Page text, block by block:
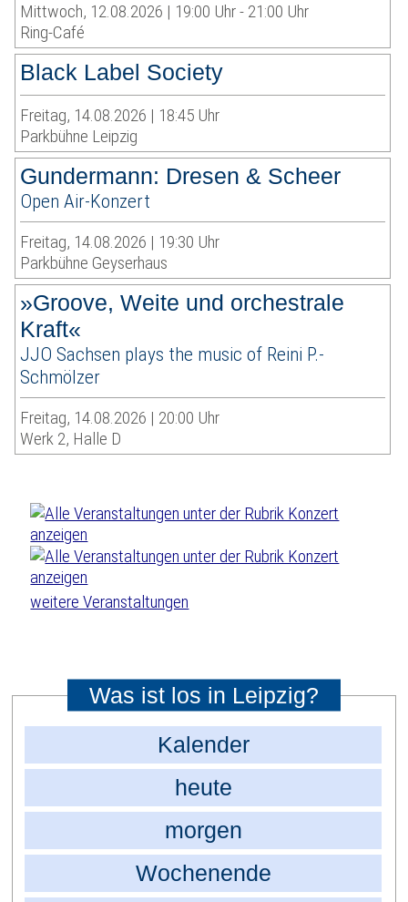
Mittwoch, 12.08.2026 | 19:00 Uhr - 21:00 Uhr
Ring-Café
Black Label Society
Freitag, 14.08.2026 | 18:45 Uhr
Parkbühne Leipzig
Gundermann: Dresen & Scheer
Open Air-Konzert
Freitag, 14.08.2026 | 19:30 Uhr
Parkbühne Geyserhaus
»Groove, Weite und orchestrale
Kraft«
JJO Sachsen plays the music of Reini P.-
Schmölzer
Freitag, 14.08.2026 | 20:00 Uhr
Werk 2, Halle D
weitere Veranstaltungen
Was ist los in Leipzig?
Kalender
heute
morgen
Wochenende